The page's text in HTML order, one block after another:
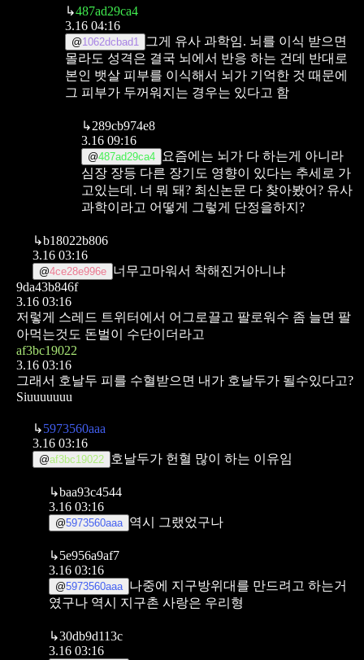
↳487ad29ca4
3.16 04:16
@1062dcbad1
그게 유사 과학임. 뇌를 이식 받으면
몰라도 성격은 결국 뇌에서 반응 하는 건데 반대로
본인 뱃살 피부를 이식해서 뇌가 기억한 것 때문에
그 피부가 두꺼워지는 경우는 있다고 함
↳289cb974e8
3.16 09:16
@487ad29ca4
요즘에는 뇌가 다 하는게 아니라
심장 장등 다른 장기도 영향이 있다는 추세로 가
고있는데. 너 뭐 돼? 최신논문 다 찾아봤어? 유사
과학이라고 어떻게 그렇게 단정을하지?
↳b18022b806
3.16 03:16
@4ce28e996e 너무고마워서 착해진거아니냐
9da43b846f
3.16 03:16
저렇게 스레드 트위터에서 어그로끌고 팔로워수 좀 늘면 팔
아먹는것도 돈벌이 수단이더라고
af3bc19022
3.16 03:16
그래서 호날두 피를 수혈받으면 내가 호날두가 될수있다고?
Siuuuuuuu
↳5973560aaa
3.16 03:16
@af3bc19022 호날두가 헌혈 많이 하는 이유임
↳baa93c4544
3.16 03:16
@5973560aaa 역시 그랬었구나
↳5e956a9af7
3.16 03:16
@5973560aaa 나중에 지구방위대를 만드려고 하는거
였구나 역시 지구촌 사랑은 우리형
↳30db9d113c
3.16 03:16